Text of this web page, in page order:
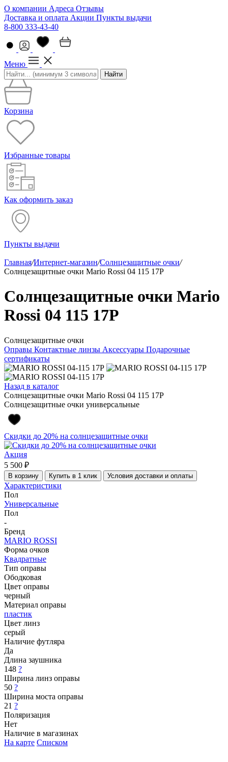
О компании Адреса Отзывы
Доставка и оплата Акции Пункты выдачи
8-800 333-43-40
Меню
Найти
Корзина
Избранные товары
Как оформить заказ
Пункты выдачи
Главная/Интернет-магазин/Солнцезащитные очки/
Солнцезащитные очки Mario Rossi 04 115 17P
Солнцезащитные очки Mario
Rossi 04 115 17P
Солнцезащитные очки
Оправы Контактные линзы Аксессуары Подарочные
сертификаты
Назад в каталог
Солнцезащитные очки Mario Rossi 04 115 17P
Солнцезащитные очки универсальные
Скидки до 20% на солнцезащитные очки
Акция
5 500 ₽
В корзину Купить в 1 клик Условия доставки и оплаты
Характеристики
Пол
Универсальные
Пол
-
Бренд
MARIO ROSSI
Форма очков
Квадратные
Тип оправы
Ободковая
Цвет оправы
черный
Материал оправы
пластик
Цвет линз
серый
Наличие футляра
Да
Длина заушника
148 ?
Ширина линз оправы
50 ?
Ширина моста оправы
21 ?
Поляризация
Нет
Наличие в магазинах
На карте Списком